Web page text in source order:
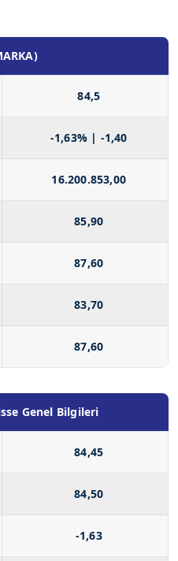
84,5
-1,63% | -1,40
16.200.853,00
85,90
87,60
83,70
87,60
Genel Bilgileri
84,45
84,50
-1,63